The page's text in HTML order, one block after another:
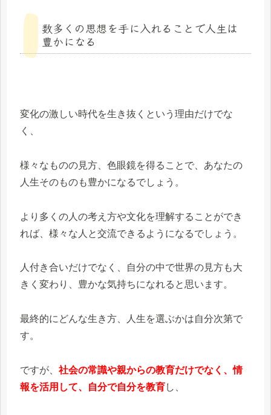
数多くの思想を手に入れることで人生は
豊かになる
変化の激しい時代を生き抜くという理由だけでな
く、
様々なものの見方、色眼鏡を得ることで、あなたの
人生そのものも豊かになるでしょう。
より多くの人の考え方や文化を理解することができ
れば、様々な人と交流できるようになるでしょう。
人付き合いだけでなく、自分の中で世界の見方も大
きく変わり、豊かな気持ちになれると思います。
最終的にどんな生き方、人生を選ぶかは自分次第で
す。
ですが、 社会の常識や親からの教育だけでなく、情
報を活用して、自分で自分を教育し、